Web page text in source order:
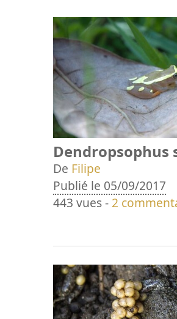
Dendropsophus
De Filipe
Publié le 05/09/2017
443 vues - 2